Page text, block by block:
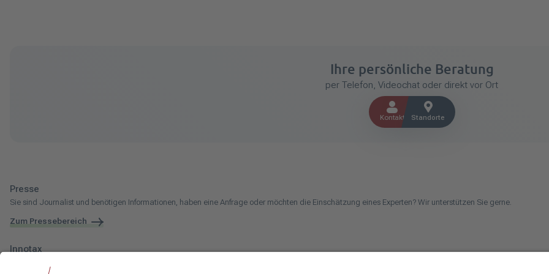
Ihre persönliche Beratung
per Telefon, Videochat oder direkt vor Ort
Kontakt Standorte
Presse
Sie sind Journalist und benötigen Informationen, haben eine Anfrage oder möchten die Einschätzung eines Experten? Wir unterstützen Sie gerne.
Zum Pressebereich
Innotax